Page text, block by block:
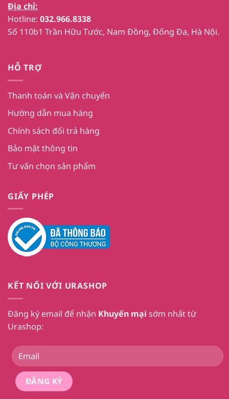
Địa chỉ:
Hotline: 032.966.8338
Số 110b1 Trần Hữu Tước, Nam Đồng, Đống Đa, Hà Nội.
HỖ TRỢ
Thanh toán và Vận chuyển
Hướng dẫn mua hàng
Chính sách đổi trả hàng
Bảo mật thông tin
Tư vấn chọn sản phẩm
GIẤY PHÉP
KẾT NỐI VỚI URASHOP
Đăng ký email để nhận Khuyến mại sớm nhất từ
Urashop: